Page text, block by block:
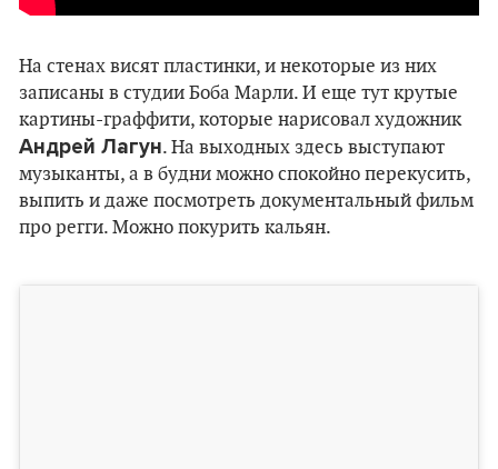
На стенах висят пластинки, и некоторые из них
записаны в студии Боба Марли. И еще тут крутые
картины-граффити, которые нарисовал художник
Андрей Лагун. На выходных здесь выступают
музыканты, а в будни можно спокойно перекусить,
выпить и даже посмотреть документальный фильм
про регги. Можно покурить кальян.